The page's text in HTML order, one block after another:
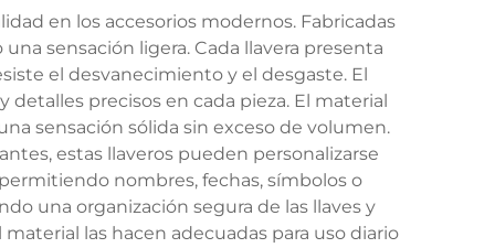
en los accesorios modernos. Fabricadas
sensación ligera. Cada llavera presenta
el desvanecimiento y el desgaste. El
precisos en cada pieza. El material
sensación sólida sin exceso de volumen.
estas llaveros pueden personalizarse
nombres, fechas, símbolos o
una organización segura de las llaves y
las hacen adecuadas para uso diario